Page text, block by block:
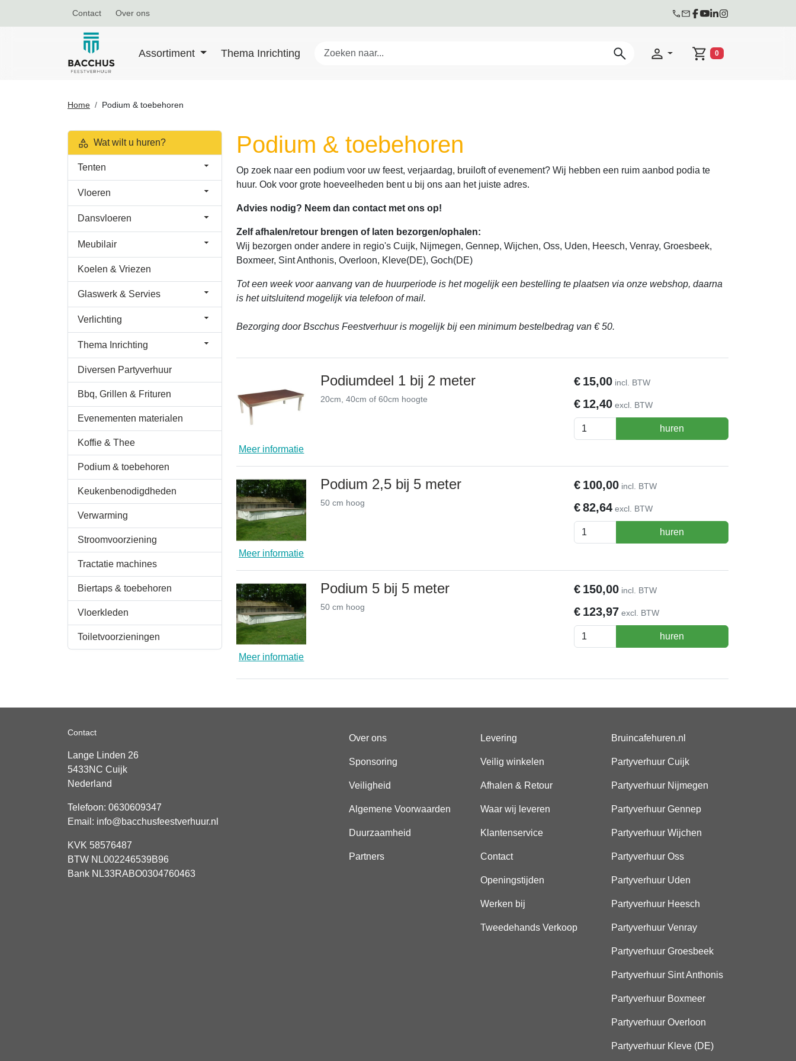
Contact Over ons
Assortiment Thema Inrichting
Winkelwagen
0
Home Podium & toebehoren
Wat wilt u huren?
Tenten
Vloeren
Dansvloeren
Meubilair
Koelen & Vriezen
Glaswerk & Servies
Verlichting
Thema Inrichting
Diversen Partyverhuur
Bbq, Grillen & Frituren
Evenementen materialen
Koffie & Thee
Podium & toebehoren
Keukenbenodigdheden
Verwarming
Stroomvoorziening
Tractatie machines
Biertaps & toebehoren
Vloerkleden
Toiletvoorzieningen
Podium & toebehoren
Op zoek naar een podium voor uw feest, verjaardag, bruiloft of evenement? Wij hebben een ruim aanbod podia te
huur. Ook voor grote hoeveelheden bent u bij ons aan het juiste adres.
Advies nodig? Neem dan contact met ons op!
Zelf afhalen/retour brengen of laten bezorgen/ophalen:
Wij bezorgen onder andere in regio's Cuijk, Nijmegen, Gennep, Wijchen, Oss, Uden, Heesch, Venray, Groesbeek,
Boxmeer, Sint Anthonis, Overloon, Kleve(DE), Goch(DE)
Tot een week voor aanvang van de huurperiode is het mogelijk een bestelling te plaatsen via onze webshop, daarna
is het uitsluitend mogelijk via telefoon of mail.
Bezorging door Bscchus Feestverhuur is mogelijk bij een minimum bestelbedrag van € 50.
Meer informatie
€ 15,00 incl. BTW
€ 12,40 excl. BTW
huren
Podiumdeel 1 bij 2 meter
20cm, 40cm of 60cm hoogte
Meer informatie
€ 100,00 incl. BTW
€82,64 excl. BTW
huren
Podium 2,5 bij 5 meter
50 cm hoog
Meer informatie
€ 150,00 incl. BTW
€ 123,97 excl. BTW
huren
Podium 5 bij 5 meter
50 cm hoog
Contact
Lange Linden 26
5433NC Cuijk
Nederland
Telefoon: 0630609347
Email: info@bacchusfeestverhuur.nl
KVK 58576487
BTW NL002246539B96
Bank NL33RABO0304760463
Over ons
Sponsoring
Veiligheid
Algemene Voorwaarden
Duurzaamheid
Partners
Levering
Veilig winkelen
Afhalen & Retour
Waar wij leveren
Klantenservice
Contact
Openingstijden
Werken bij
Tweedehands Verkoop
Bruincafehuren.nl
Partyverhuur Cuijk
Partyverhuur Nijmegen
Partyverhuur Gennep
Partyverhuur Wijchen
Partyverhuur Oss
Partyverhuur Uden
Partyverhuur Heesch
Partyverhuur Venray
Partyverhuur Groesbeek
Partyverhuur Sint Anthonis
Partyverhuur Boxmeer
Partyverhuur Overloon
Partyverhuur Kleve (DE)